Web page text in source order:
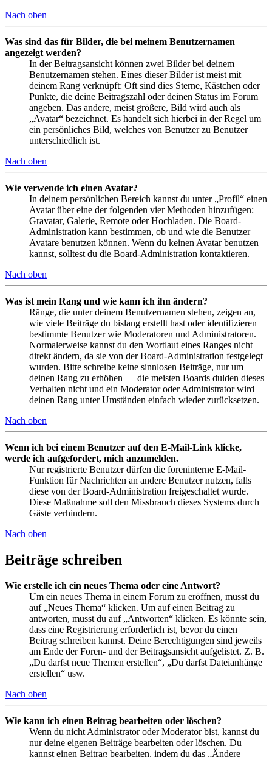
Nach oben
Was sind das für Bilder, die bei meinem Benutzernamen
angezeigt werden?
In der Beitragsansicht können zwei Bilder bei deinem
Benutzernamen stehen. Eines dieser Bilder ist meist mit
deinem Rang verknüpft: Oft sind dies Sterne, Kästchen oder
Punkte, die deine Beitragszahl oder deinen Status im Forum
angeben. Das andere, meist größere, Bild wird auch als
„Avatar“ bezeichnet. Es handelt sich hierbei in der Regel um
ein persönliches Bild, welches von Benutzer zu Benutzer
unterschiedlich ist.
Nach oben
Wie verwende ich einen Avatar?
In deinem persönlichen Bereich kannst du unter „Profil“ einen
Avatar über eine der folgenden vier Methoden hinzufügen:
Gravatar, Galerie, Remote oder Hochladen. Die Board-
Administration kann bestimmen, ob und wie die Benutzer
Avatare benutzen können. Wenn du keinen Avatar benutzen
kannst, solltest du die Board-Administration kontaktieren.
Nach oben
Was ist mein Rang und wie kann ich ihn ändern?
Ränge, die unter deinem Benutzernamen stehen, zeigen an,
wie viele Beiträge du bislang erstellt hast oder identifizieren
bestimmte Benutzer wie Moderatoren und Administratoren.
Normalerweise kannst du den Wortlaut eines Ranges nicht
direkt ändern, da sie von der Board-Administration festgelegt
wurden. Bitte schreibe keine sinnlosen Beiträge, nur um
deinen Rang zu erhöhen — die meisten Boards dulden dieses
Verhalten nicht und ein Moderator oder Administrator wird
deinen Rang unter Umständen einfach wieder zurücksetzen.
Nach oben
Wenn ich bei einem Benutzer auf den E-Mail-Link klicke,
werde ich aufgefordert, mich anzumelden.
Nur registrierte Benutzer dürfen die foreninterne E-Mail-
Funktion für Nachrichten an andere Benutzer nutzen, falls
diese von der Board-Administration freigeschaltet wurde.
Diese Maßnahme soll den Missbrauch dieses Systems durch
Gäste verhindern.
Nach oben
Beiträge schreiben
Wie erstelle ich ein neues Thema oder eine Antwort?
Um ein neues Thema in einem Forum zu eröffnen, musst du
auf „Neues Thema“ klicken. Um auf einen Beitrag zu
antworten, musst du auf „Antworten“ klicken. Es könnte sein,
dass eine Registrierung erforderlich ist, bevor du einen
Beitrag schreiben kannst. Deine Berechtigungen sind jeweils
am Ende der Foren- und der Beitragsansicht aufgelistet. Z. B.
„Du darfst neue Themen erstellen“, „Du darfst Dateianhänge
erstellen“ usw.
Nach oben
Wie kann ich einen Beitrag bearbeiten oder löschen?
Wenn du nicht Administrator oder Moderator bist, kannst du
nur deine eigenen Beiträge bearbeiten oder löschen. Du
kannst einen Beitrag bearbeiten, indem du das „Ändere